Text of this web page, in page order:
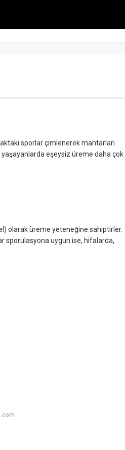
sporlar çimlenerek mantarları
eşeysiz üreme daha çok
olarak üreme yeteneğine sahiptirler.
sporulasyona uygun ise, hifalarda,